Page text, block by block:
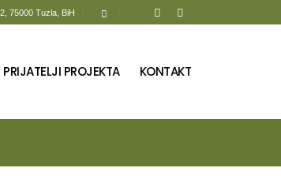
75000 Tuzla, BiH
PRIJATELJI PROJEKTA KONTAKT